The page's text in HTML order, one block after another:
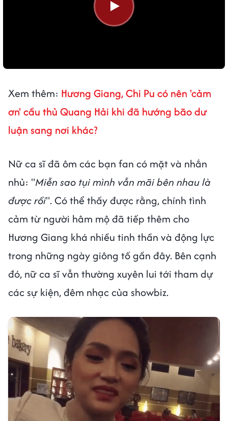
Xem thêm: Hương Giang, Chi Pu có nên 'cảm
ơn' cầu thủ Quang Hải khi đã hướng bão dư
luận sang nơi khác?
Nữ ca sĩ đã ôm các bạn fan có mặt và nhắn
nhủ: "Miễn sao tụi mình vẫn mãi bên nhau là
được rồi". Có thể thấy được rằng, chính tình
cảm từ người hâm mộ đã tiếp thêm cho
Hương Giang khá nhiều tinh thần và động lực
trong những ngày giông tố gần đây. Bên cạnh
đó, nữ ca sĩ vẫn thường xuyên lui tới tham dự
các sự kiện, đêm nhạc của showbiz.